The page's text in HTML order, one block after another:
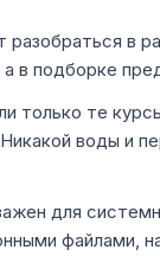
разобраться в
в подборке
только те
воды и
для
файлами,